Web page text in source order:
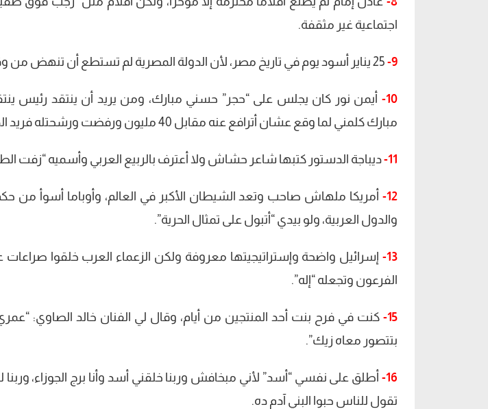
اجتماعية غير مثقفة.
9-
10-
أيمن نور كان يجلس على “حجر” حسني مبارك، ومن يريد أن ينتقد رئيس
مبارك كلمني لما وقع عشان أترافع عنه مقابل 40 مليون ورفضت ورشحتله فريد الديب.
11- ديباجة الدستور كتبها شاعر حشاش ولا أعترف بالربيع العربي وأسميه “زفت
12-
أمريكا ملهاش صاحب وتعد الشيطان الأكبر في العالم، وأوباما أسوأ من
والدول العربية، ولو بيدي “أتبول على تمثال الحرية”.
13-
إسرائيل واضحة وإستراتيجيتها معروفة ولكن الزعماء العرب خلقوا
الفرعون وتجعله “إله”.
15- كنت في فرح بنت أحد المنتجين من أيام، وقال لي الفنان خالد الصاوي:
بتتصور معاه زيك”.
16- أطلق على نفسي “أسد” لأني مبخافش وربنا خلقني أسد وأنا برج الجوزاء، وربنا
تقول للناس حبوا البني آدم ده.